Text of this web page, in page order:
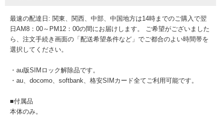
最速の配達日: 関東、関西、中部、中国地方は14時までのご購入で翌
日AM8：00～PM12：00の間にお届けします。 ご希望がございました
ら、注文手続き画面の「配送希望条件など」でご都合のよい時間帯を
選択してください。
・au版SIMロック解除品です。
・au、docomo、softbank、格安SIMカード全てご利用可能です。
■付属品
本体のみ。